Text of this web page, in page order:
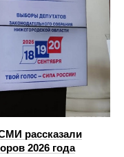
рассказали
2026 года